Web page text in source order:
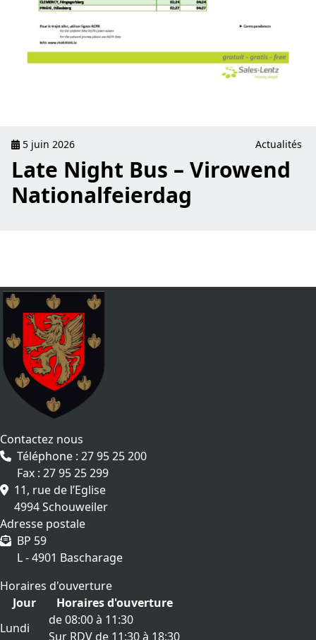
5 juin 2026 Actualités
Late Night Bus – Virowend
Nationalfeierdag
Contactez nous
Téléphone : 27 95 25 200
Fax : 27 95 25 299
11, rue de l’Eglise
4994 Schouweiler
Adresse postale
BP 59
L - 4901 Bascharage
Horaires d'ouverture
Jour
Horaires d'ouverture
Lundi
de 08:00 à 11:30
Sur RDV de 11:30 à 18:30